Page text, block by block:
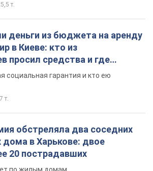
т.
деньги из бюджета на аренду
в Киеве: кто из
просил средства и где
социальная гарантия и кто ею
т.
обстреляла два соседних
в Харькове: двое
20 пострадавших
по жилым домам